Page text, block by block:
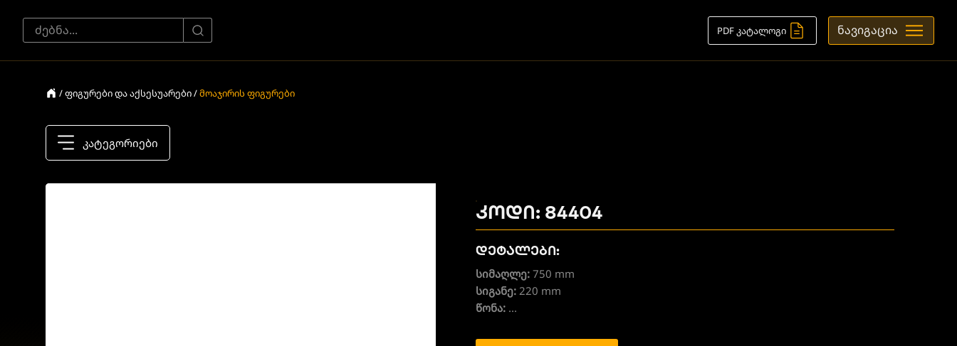
PDF კატალოგი ნავიგაცია
/ ფიგურები და აქსესუარები /მოაჯირის ფიგურები
კატეგორიები
კოდი: 84404
დეტალები:
სიმაღლე:750 mm
სიგანე:220 mm
წონა:...